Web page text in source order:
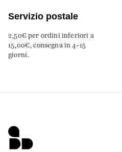
Servizio postale
2,50€ per ordini inferiori a
15,00€, consegna in 4-15
giorni.